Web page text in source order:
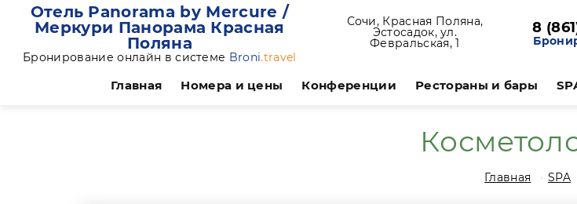
Отель Panorama by Mercure /
Меркури Панорама Красная
Поляна
Бронирование онлайн в системе Broni.travel
Сочи, Красная Поляна,
Эстосадок, ул.
Февральская, 1
8
Главная Номера и цены Конференции Рестораны и бары
Главная SPA